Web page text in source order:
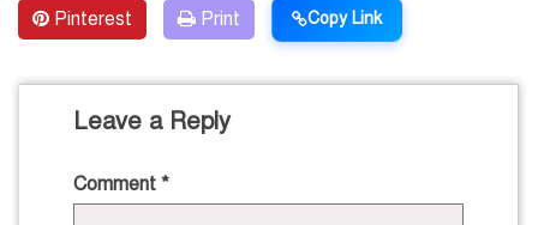
Pinterest Print Copy Link
Leave a Reply
Comment *